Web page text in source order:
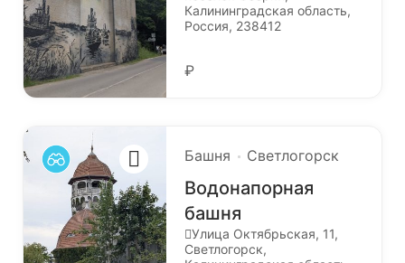
Калининградская область,
Россия, 238412
₽
Башня Светлогорск
Водонапорная
башня
Улица Октябрьская, 11,
Светлогорск,